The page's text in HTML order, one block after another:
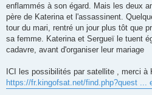
enflammés à son égard. Mais les deux
père de Katerina et l'assassinent.
tour du mari, rentré un jour plus tôt que
sa femme. Katerina et Sergueï le tuent
cadavre, avant d'organiser leur mariage
ICI les possibilités par satellite , merci à
https://fr.kingofsat.net/find.php?quest ...